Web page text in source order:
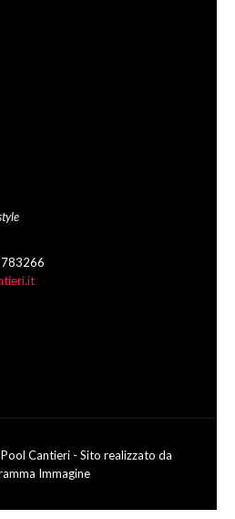
783266
Cantieri - Sito realizzato da
Immagine